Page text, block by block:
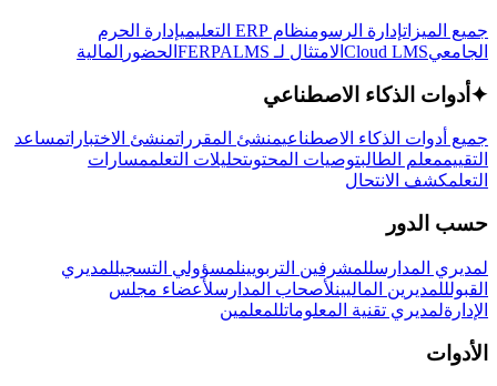
جميع الميزاتإدارة الرسومنظام ERP التعليمي
إدارة الحرم
الجامعيCloud LMS الامتثال لـ FERPA LMS الحضور المالية
✦ أدوات الذكاء الاصطناعي
جميع أدوات الذكاء الاصطناعيمنشئ المقرراتمنشئ الاختباراتمساعد
التقييممعلم الطالبتوصيات المحتوىتحليلات التعلممسارات
التعلمكشف الانتحال
حسب الدور
لمديري المدارسللمشرفين التربويينلمسؤولي التسجيللمديري
القبولللمديرين الماليينلأصحاب المدارسلأعضاء مجلس
الإدارةلمديري تقنية المعلوماتللمعلمين
الأدوات